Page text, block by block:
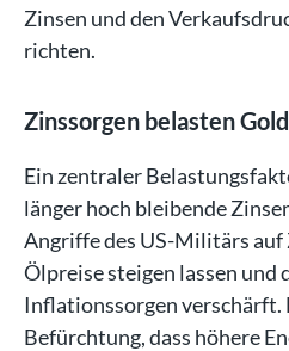
Zinsen und den
richten.
Zinssorgen belasten Gold
Ein zentraler
länger hoch bleibende
Angriffe des US-Militärs auf
Ölpreise steigen lassen und
Inflationssorgen
Befürchtung, dass höhere